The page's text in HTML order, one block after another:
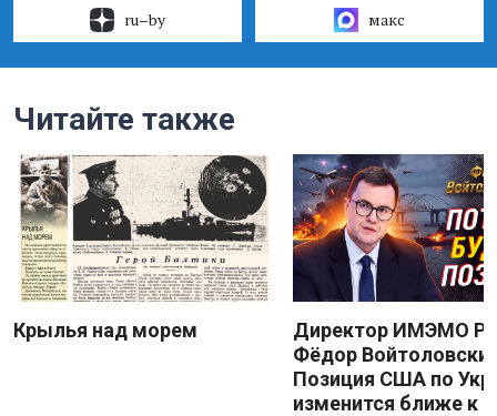
ru–by макс
Читайте также
Крылья над морем
Директор ИМЭМО
Фёдор
Позиция США по
изменится ближе к